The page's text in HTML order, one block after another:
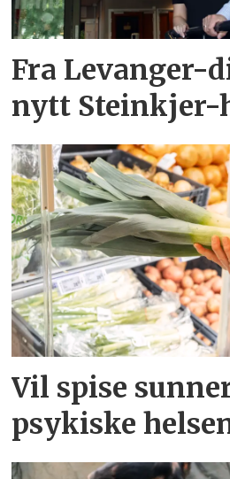
Fra Levanger-
nytt Steinkjer-
Vil spise
psykiske